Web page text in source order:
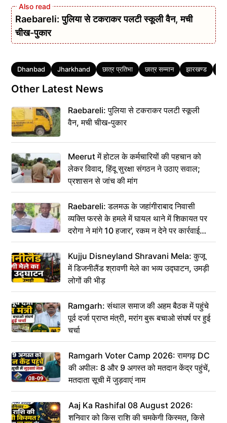
Raebareli: पुलिया से टकराकर पलटी स्कूली वैन, मची
चीख-पुकार
Tags
Dhanbad Jharkhand छात्र प्रतिभा छात्र सम्मान झारखण्ड
Other Latest News
Raebareli: पुलिया से टकराकर पलटी स्कूली
वैन, मची चीख-पुकार
Meerut में होटल के कर्मचारियों की पहचान को
लेकर विवाद, हिंदू सुरक्षा संगठन ने उठाए सवाल;
प्रशासन से जांच की मांग
Raebareli: डलमऊ के जहांगीराबाद निवासी
व्यक्ति फरसे के हमले में घायल थाने में शिकायत पर
दरोगा ने मांगे 10 हजार’, रकम न देने पर कार्रवाई
ठंडी!
Kujju Disneyland Shravani Mela: कुजू
में डिजनीलैंड श्रावणी मेले का भव्य उद्घाटन, उमड़ी
लोगों की भीड़
Ramgarh: संथाल समाज की अहम बैठक में पहुंचे
पूर्व दर्जा प्राप्त मंत्री, मरांग बुरू बचाओ संघर्ष पर हुई
चर्चा
Ramgarh Voter Camp 2026: रामगढ़ DC
की अपील: 8 और 9 अगस्त को मतदान केंद्र पहुंचें,
मतदाता सूची में जुड़वाएं नाम
Aaj Ka Rashifal 08 August 2026:
शनिवार को किस राशि की चमकेगी किस्मत, किसे